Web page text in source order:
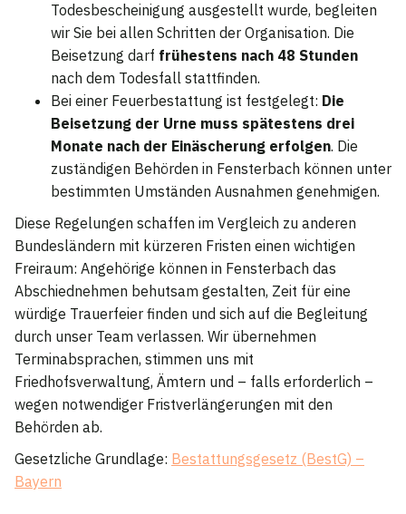
Todesbescheinigung ausgestellt wurde, begleiten
wir Sie bei allen Schritten der Organisation. Die
Beisetzung darf frühestens nach 48 Stunden
nach dem Todesfall stattfinden.
Bei einer Feuerbestattung ist festgelegt: Die
Beisetzung der Urne muss spätestens drei
Monate nach der Einäscherung erfolgen. Die
zuständigen Behörden in Fensterbach können unter
bestimmten Umständen Ausnahmen genehmigen.
Diese Regelungen schaffen im Vergleich zu anderen
Bundesländern mit kürzeren Fristen einen wichtigen
Freiraum: Angehörige können in Fensterbach das
Abschiednehmen behutsam gestalten, Zeit für eine
würdige Trauerfeier finden und sich auf die Begleitung
durch unser Team verlassen. Wir übernehmen
Terminabsprachen, stimmen uns mit
Friedhofsverwaltung, Ämtern und – falls erforderlich –
wegen notwendiger Fristverlängerungen mit den
Behörden ab.
Gesetzliche Grundlage: Bestattungsgesetz (BestG) –
Bayern